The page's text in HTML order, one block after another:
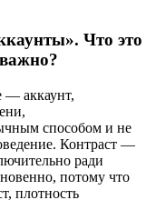
Что это
— аккаунт,
способом и не
Контраст —
ради
потому что
плотность